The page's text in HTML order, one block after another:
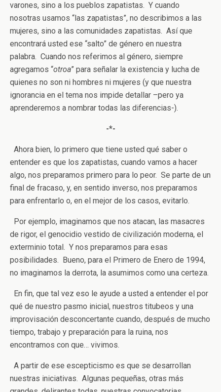
varones, sino a los pueblos zapatistas. Y cuando
nosotras usamos “las zapatistas”, no describimos a las
mujeres, sino a las comunidades zapatistas. Así que
encontrará usted ese “salto” de género en nuestra
palabra. Cuando nos referimos al género, siempre
agregamos “otroa” para señalar la existencia y lucha de
quienes no son ni hombres ni mujeres (y que nuestra
ignorancia en el tema nos impide detallar –pero ya
aprenderemos a nombrar todas las diferencias-).
-*-
Ahora bien, lo primero que tiene usted qué saber o
entender es que los zapatistas, cuando vamos a hacer
algo, nos preparamos primero para lo peor. Se parte de un
final de fracaso, y, en sentido inverso, nos preparamos
para enfrentarlo o, en el mejor de los casos, evitarlo.
Por ejemplo, imaginamos que nos atacan, las masacres
de rigor, el genocidio vestido de civilización moderna, el
exterminio total. Y nos preparamos para esas
posibilidades. Bueno, para el Primero de Enero de 1994,
no imaginamos la derrota, la asumimos como una certeza.
En fin, que tal vez eso le ayude a usted a entender el por
qué de nuestro pasmo inicial, nuestros titubeos y una
improvisación desconcertante cuando, después de mucho
tiempo, trabajo y preparación para la ruina, nos
encontramos con que… vivimos.
A partir de ese escepticismo es que se desarrollan
nuestras iniciativas. Algunas pequeñas, otras más